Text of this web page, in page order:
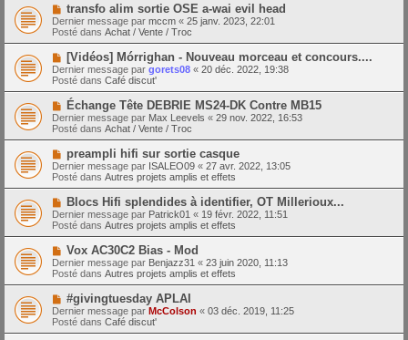
s
a
g
e
u
m
e
s
s
a
g
e
N
o
u
v
e
u
m
e
s
a
g
transfo alim sortie OSE a-wai evil head
Dernier message par mccm « 25 janv. 2023, 22:01
Posté dans Achat / Vente / Troc
N
o
u
v
e
a
u
m
e
s
s
a
g
e
[Vidéos] Mórrighan - Nouveau morceau et concours....
Dernier message par gorets08 « 20 déc. 2022, 19:38
Posté dans Café discut'
N
o
u
v
u
m
e
s
a
g
e
Échange Tête DEBRIE MS24-DK Contre MB15
Dernier message par Max Leevels « 29 nov. 2022, 16:53
Posté dans Achat / Vente / Troc
N
o
u
v
e
a
u
m
e
s
s
a
g
preampli hifi sur sortie casque
Dernier message par ISALEO09 « 27 avr. 2022, 13:05
Posté dans Autres projets amplis et effets
N
o
u
v
e
u
m
e
s
s
a
g
Blocs Hifi splendides à identifier, OT Millerioux...
Dernier message par Patrick01 « 19 févr. 2022, 11:51
Posté dans Autres projets amplis et effets
N
o
u
v
a
u
m
e
Vox AC30C2 Bias - Mod
Dernier message par Benjazz31 « 23 juin 2020, 11:13
Posté dans Autres projets amplis et effets
N
o
u
v
#givingtuesday APLAI
Dernier message par McColson « 03 déc. 2019, 11:25
Posté dans Café discut'